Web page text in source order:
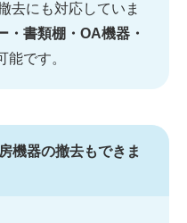
去にも対応していま
・書類棚・OA機器・
能です。
機器の撤去もできま